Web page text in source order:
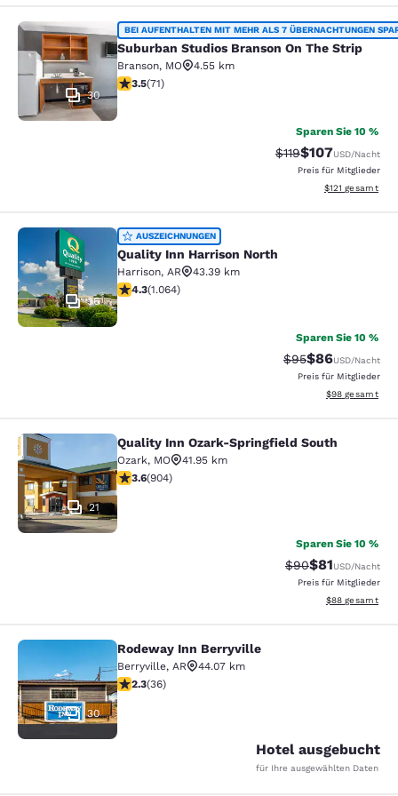
Suburban Studios Branson On The
30
BEI AUFENTHALTEN MIT MEHR ALS 7 ÜBERNACHTUNGEN
Suburban Studios Branson On The Strip
Branson, MO
4.55 km
3.52-Sterne-Bewertung. Gut. 71 Bewertungen
3.5(71)
Sparen Sie 10 %
Durchgestrichener
$119Vergünstigter
$107USD/Nacht
Preis für Mitglieder
Geschätzte
$121 gesamt
Quality Inn Harrison North
36
AUSZEICHNUNGEN
Quality Inn Harrison North
Harrison, AR
43.39 km
4.28-Sterne-Bewertung. Hervorragend. 1064
4.3(1.064)
Sparen Sie 10 %
$95Vergünstigter
$86USD/Nacht
Preis für Mitglieder
Geschätzte
$98 gesamt
Quality Inn Ozark-Springfield South
21
Quality Inn Ozark-Springfield South
Ozark, MO
41.95 km
3.59-Sterne-Bewertung. Gut. 904 Bewertungen
3.6(904)
Sparen Sie 10 %
$90Vergünstigter
$81USD/Nacht
Preis für Mitglieder
Geschätzte
$88 gesamt
Rodeway Inn Berryville
30
Rodeway Inn Berryville
Berryville, AR
44.07 km
2.28-Sterne-Bewertung. Mittelmäßig. 36 Bewertungen
2.3(36)
Hotel ausgebucht
für Ihre ausgewählten Daten